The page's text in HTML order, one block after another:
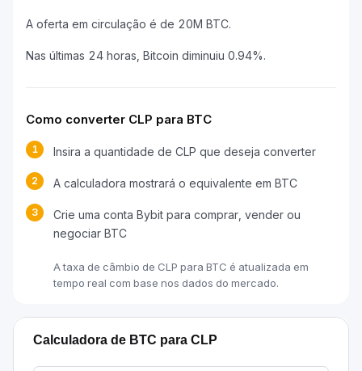
A oferta em circulação é de 20M BTC.
Nas últimas 24 horas, Bitcoin diminuiu 0.94%.
Como converter CLP para BTC
1 Insira a quantidade de CLP que deseja converter
2 A calculadora mostrará o equivalente em BTC
3
Crie uma conta Bybit para comprar, vender ou
negociar BTC
A taxa de câmbio de CLP para BTC é atualizada em
tempo real com base nos dados do mercado.
Calculadora de BTC para CLP